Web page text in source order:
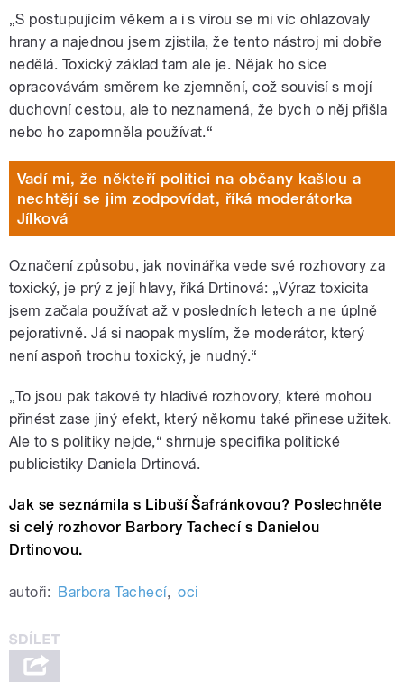
„S postupujícím věkem a i s vírou se mi víc ohlazovaly
hrany a najednou jsem zjistila, že tento nástroj mi dobře
nedělá. Toxický základ tam ale je. Nějak ho sice
opracovávám směrem ke zjemnění, což souvisí s mojí
duchovní cestou, ale to neznamená, že bych o něj přišla
nebo ho zapomněla používat.“
Vadí mi, že někteří politici na občany kašlou a
nechtějí se jim zodpovídat, říká moderátorka
Jílková
Označení způsobu, jak novinářka vede své rozhovory za
toxický, je prý z její hlavy, říká Drtinová: „Výraz toxicita
jsem začala používat až v posledních letech a ne úplně
pejorativně. Já si naopak myslím, že moderátor, který
není aspoň trochu toxický, je nudný.“
„To jsou pak takové ty hladivé rozhovory, které mohou
přinést zase jiný efekt, který někomu také přinese užitek.
Ale to s politiky nejde,“ shrnuje specifika politické
publicistiky Daniela Drtinová.
Jak se seznámila s Libuší Šafránkovou? Poslechněte
si celý rozhovor Barbory Tachecí s Danielou
Drtinovou.
autoři: Barbora Tachecí, oci